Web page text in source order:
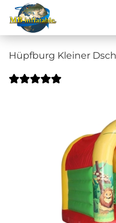
Hüpfburg Kleiner